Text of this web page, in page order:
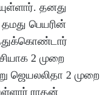
தனது
பெயரின்
2 முறை
ஜெயலலிதா 2 முறை
ராதன்